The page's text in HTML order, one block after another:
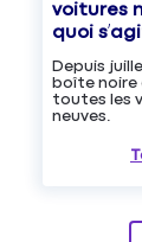
voitures
quoi
Depuis
boîte noire
toutes les
neuves.